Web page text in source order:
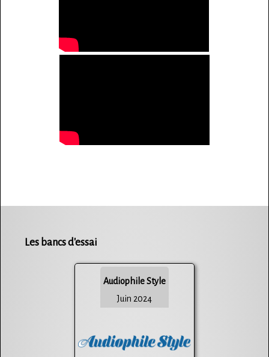
Les bancs d'essai
Audiophile Style
Juin 2024